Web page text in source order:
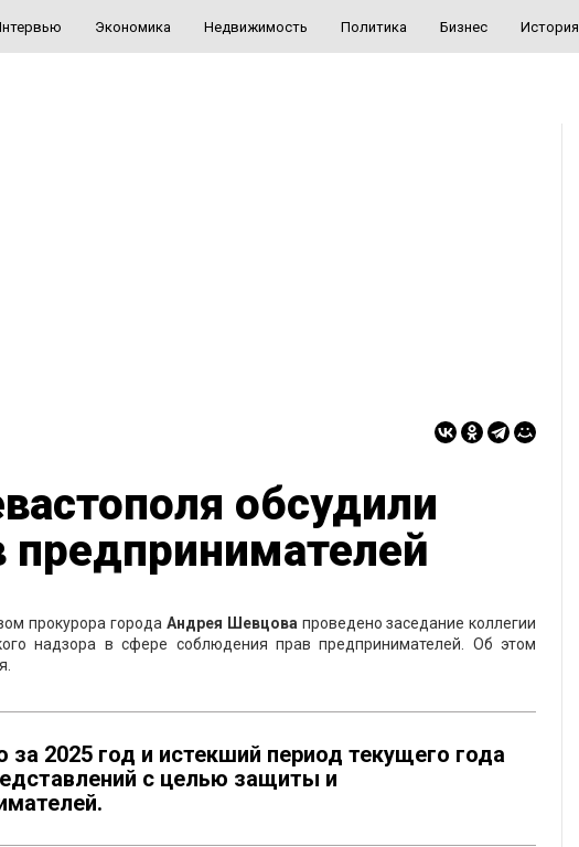
Экономика Недвижимость Политика Бизнес История
обсудили
прокурора города Андрея Шевцова проведено заседание коллегии
надзора в сфере соблюдения прав предпринимателей. Об этом
2025 год и истекший период текущего года
с целью защиты и